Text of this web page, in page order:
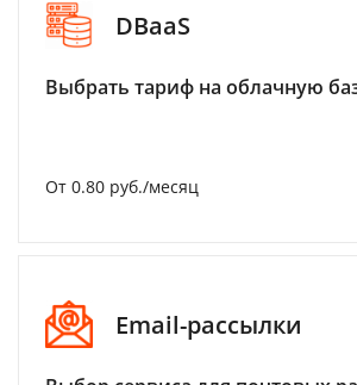
DBaaS
Выбрать тариф на облачную
От 0.80 руб./месяц
Email-рассылки